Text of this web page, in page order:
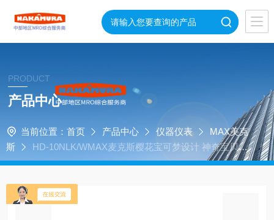
PRODUCT
产品中心
当前位置： 首页 产品中心 仪器仪表
MAX美克
斯
HD-10NLK/WMAX麦克斯樱花宝可梦设计 神奇宝贝订
书机